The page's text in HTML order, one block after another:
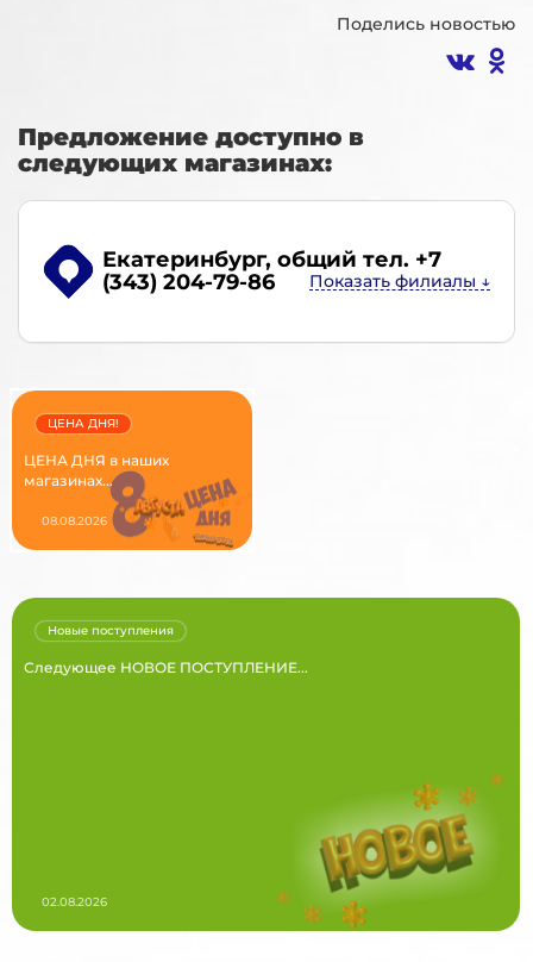
Поделись новостью
Предложение доступно в
следующих магазинах:
Екатеринбург, общий тел. +7
(343) 204-79-86
ЦЕНА ДНЯ в наших
магазинах...
ЦЕНА ДНЯ!
08.08.2026
Следующее НОВОЕ ПОСТУПЛЕНИЕ...
Новые поступления
02.08.2026